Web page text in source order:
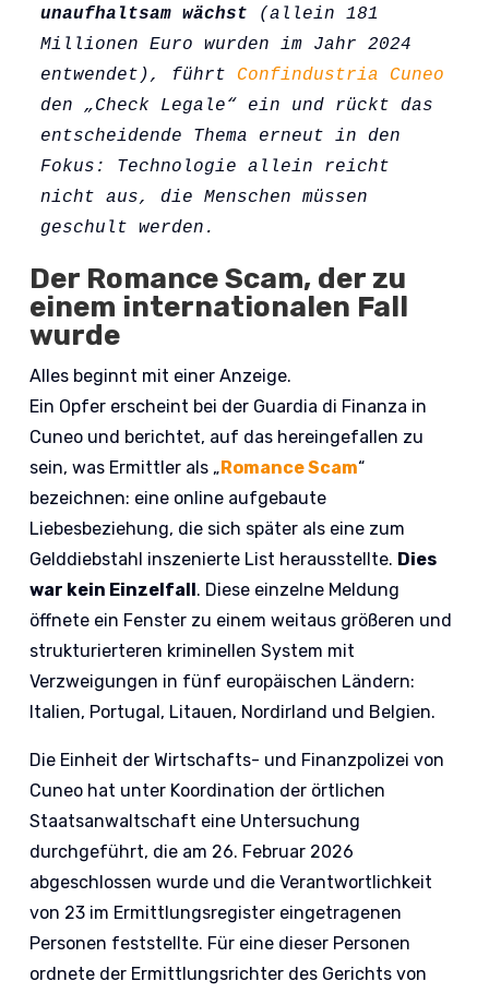
unaufhaltsam wächst (allein 181
Millionen Euro wurden im Jahr 2024
entwendet), führt Confindustria Cuneo
den „Check Legale“ ein und rückt das
entscheidende Thema erneut in den
Fokus: Technologie allein reicht
nicht aus, die Menschen müssen
geschult werden.
Der Romance Scam, der zu
einem internationalen Fall
wurde
Alles beginnt mit einer Anzeige.
Ein Opfer erscheint bei der Guardia di Finanza in
Cuneo und berichtet, auf das hereingefallen zu
sein, was Ermittler als „Romance Scam“
bezeichnen: eine online aufgebaute
Liebesbeziehung, die sich später als eine zum
Gelddiebstahl inszenierte List herausstellte. Dies
war kein Einzelfall. Diese einzelne Meldung
öffnete ein Fenster zu einem weitaus größeren und
strukturierteren kriminellen System mit
Verzweigungen in fünf europäischen Ländern:
Italien, Portugal, Litauen, Nordirland und Belgien.
Die Einheit der Wirtschafts- und Finanzpolizei von
Cuneo hat unter Koordination der örtlichen
Staatsanwaltschaft eine Untersuchung
durchgeführt, die am 26. Februar 2026
abgeschlossen wurde und die Verantwortlichkeit
von 23 im Ermittlungsregister eingetragenen
Personen feststellte. Für eine dieser Personen
ordnete der Ermittlungsrichter des Gerichts von